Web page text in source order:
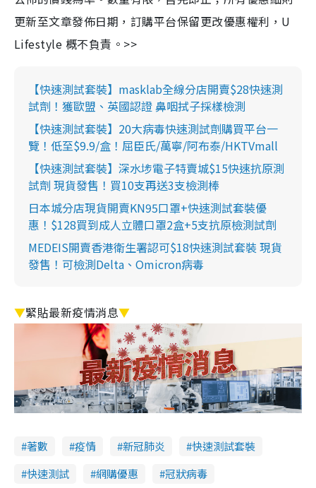
更新至文章發佈日期，訂購平台保留更改優惠權利，U
Lifestyle 概不負責。>>
【快速測試套裝】masklab全線分店開賣$28快速測
試劑！獲歐盟、英國認證 鼻咽拭子採樣檢測
【快速測試套裝】20大病毒快速測試劑購買平台一
覽！低至$9.9/盒！屈臣氏/萬寧/阿布泰/HKTVmall
【快速測試套裝】深水埗電子特賣城$15快速抗原測
試劑 現貨發售！買10支再送3支檢測棒
日本城分店現貨開賣KN95口罩+快速測試套裝優
惠！$128買到成人立體口罩2盒+5支抗原檢測試劑
MEDEIS開賣香港衛生署認可$18快速測試套裝 現貨
發售！可檢測Delta、Omicron病毒
▼緊貼最新疫情消息▼
著數 疫情 新冠肺炎
快速測試套裝
快速測試
網購優惠
冠狀病毒